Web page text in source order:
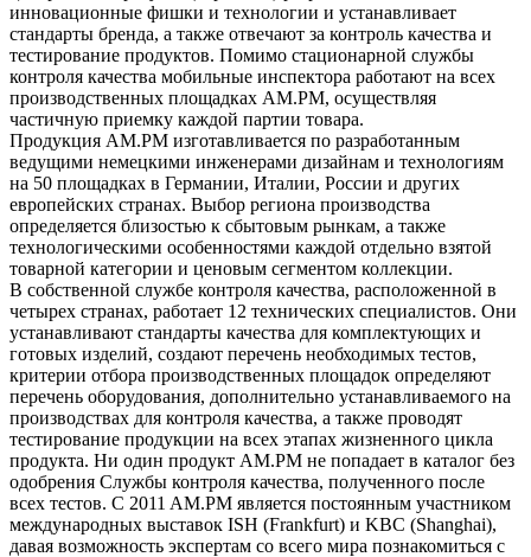
инновационные фишки и технологии и устанавливает
стандарты бренда, а также отвечают за контроль качества и
тестирование продуктов. Помимо стационарной службы
контроля качества мобильные инспектора работают на всех
производственных площадках АМ.РМ, осуществляя
частичную приемку каждой партии товара.
Продукция АМ.РМ изготавливается по разработанным
ведущими немецкими инженерами дизайнам и технологиям
на 50 площадках в Германии, Италии, России и других
европейских странах. Выбор региона производства
определяется близостью к сбытовым рынкам, а также
технологическими особенностями каждой отдельно взятой
товарной категории и ценовым сегментом коллекции.
В собственной службе контроля качества, расположенной в
четырех странах, работает 12 технических специалистов. Они
устанавливают стандарты качества для комплектующих и
готовых изделий, создают перечень необходимых тестов,
критерии отбора производственных площадок определяют
перечень оборудования, дополнительно устанавливаемого на
производствах для контроля качества, а также проводят
тестирование продукции на всех этапах жизненного цикла
продукта. Ни один продукт АМ.РМ не попадает в каталог без
одобрения Службы контроля качества, полученного после
всех тестов. C 2011 AM.PM является постоянным участником
международных выставок ISH (Frankfurt) и KBC (Shanghai),
давая возможность экспертам со всего мира познакомиться с